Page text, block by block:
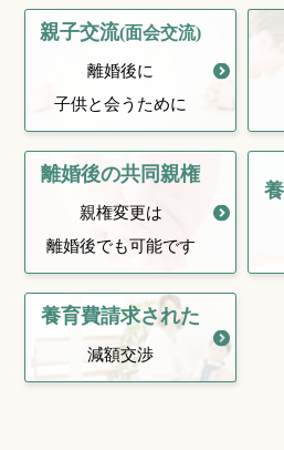
親子交流(面会交流)
離婚後に
子供と会うために
離婚後の共同親権
親権変更は
離婚後でも可能です
養育費請求された
減額交渉